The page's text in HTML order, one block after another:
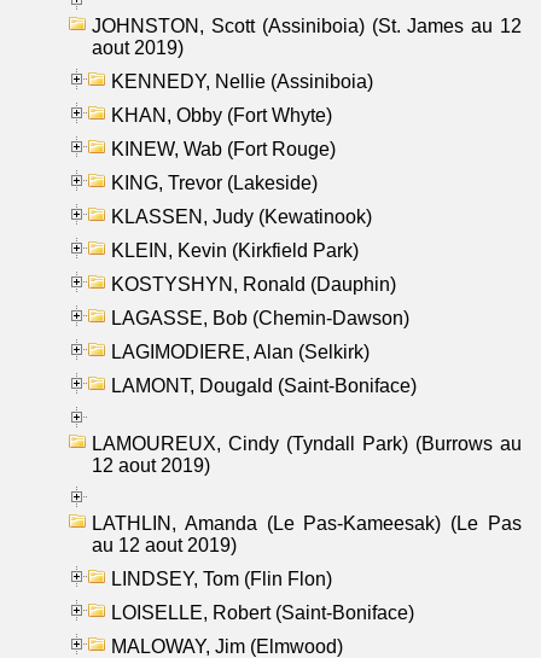
JOHNSTON, Scott (Assiniboia) (St. James au 12
aout 2019)
KENNEDY, Nellie (Assiniboia)
KHAN, Obby (Fort Whyte)
KINEW, Wab (Fort Rouge)
KING, Trevor (Lakeside)
KLASSEN, Judy (Kewatinook)
KLEIN, Kevin (Kirkfield Park)
KOSTYSHYN, Ronald (Dauphin)
LAGASSE, Bob (Chemin-Dawson)
LAGIMODIERE, Alan (Selkirk)
LAMONT, Dougald (Saint-Boniface)
LAMOUREUX, Cindy (Tyndall Park) (Burrows au
12 aout 2019)
LATHLIN, Amanda (Le Pas-Kameesak) (Le Pas
au 12 aout 2019)
LINDSEY, Tom (Flin Flon)
LOISELLE, Robert (Saint-Boniface)
MALOWAY, Jim (Elmwood)